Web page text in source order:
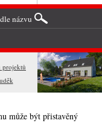
projektů
může být přistavěný